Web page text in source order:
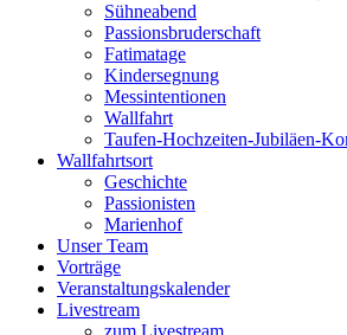
Sühneabend
Passionsbruderschaft
Fatimatage
Kindersegnung
Messintentionen
Wallfahrt
Taufen-Hochzeiten-Jubiläen-
Wallfahrtsort
Geschichte
Passionisten
Marienhof
Unser Team
Vorträge
Veranstaltungskalender
Livestream
zum Livestream